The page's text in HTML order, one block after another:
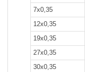
7x0,35
12x0,35
19x0,35
27x0,35
30x0,35